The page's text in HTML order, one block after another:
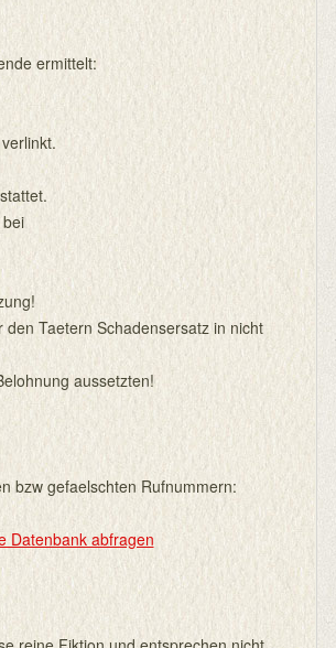
ermittelt:
Taetern Schadensersatz in nicht
aussetzten!
bzw gefaelschten Rufnummern:
Datenbank abfragen